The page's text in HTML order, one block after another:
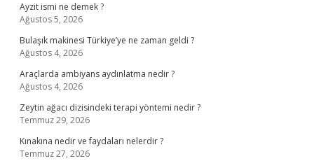
Ayzit ismi ne demek ?
Ağustos 5, 2026
Bulaşık makinesi Türkiye’ye ne zaman geldi ?
Ağustos 4, 2026
Araçlarda ambiyans aydınlatma nedir ?
Ağustos 4, 2026
Zeytin ağacı dizisindeki terapi yöntemi nedir ?
Temmuz 29, 2026
Kınakına nedir ve faydaları nelerdir ?
Temmuz 27, 2026